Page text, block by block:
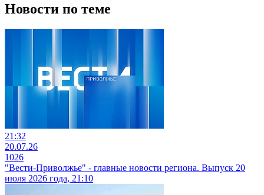
Новости по теме
21:32
20.07.26
1026
"Вести-Приволжье" - главные новости региона. Выпуск 20
июля 2026 года, 21:10